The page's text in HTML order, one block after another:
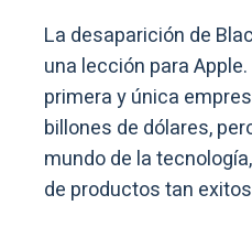
La desaparición de
una lección para
primera y única
billones de dólares,
mundo de la
de productos tan